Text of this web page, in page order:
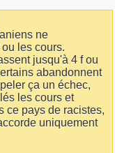
ne
les cours.
jusqu'à 4 f ou
abandonnent
ça un échec,
les cours et
ce pays de racistes,
uniquement